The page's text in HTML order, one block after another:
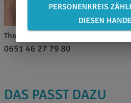
Thomas Pfeffer
0651 46 27 79 80
DAS PASST DAZU
PERSONENKREIS
DIESEN